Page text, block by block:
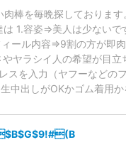
を毎晩探しております
容姿⇒美人は少ないで
ール内容⇒9割の方が即
ヤラシイ人の希望が目立
スを入力（ヤフーなどの
中出しがOKかゴム着用か